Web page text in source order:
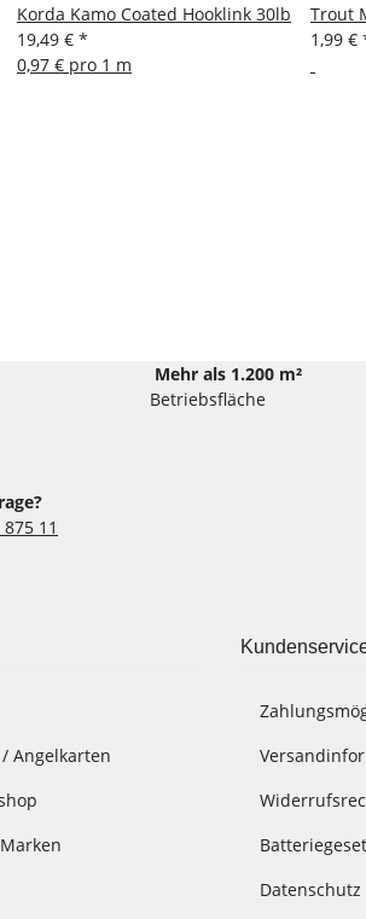
Korda Kamo Coated Hooklink 30lb
19,49 € *
0,97 € pro 1 m
Trout
1,99 €
Mehr als 1.200 m²
Betriebsfläche
11
Angelkarten
Datenschutz